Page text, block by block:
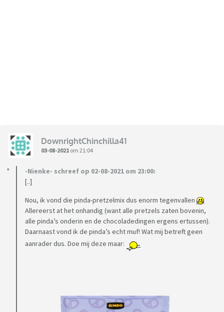
DownrightChinchilla41
03-08-2021 om 21:04
-Nienke- schreef op 02-08-2021 om 23:00:
[..]
Nou, ik vond die pinda-pretzelmix dus enorm tegenvallen
Allereerst at het onhandig (want alle pretzels zaten bovenin,
alle pinda’s onderin en de chocoladedingen ergens ertussen).
Daarnaast vond ik de pinda’s echt muf! Wat mij betreft geen
aanrader dus. Doe mij deze maar: